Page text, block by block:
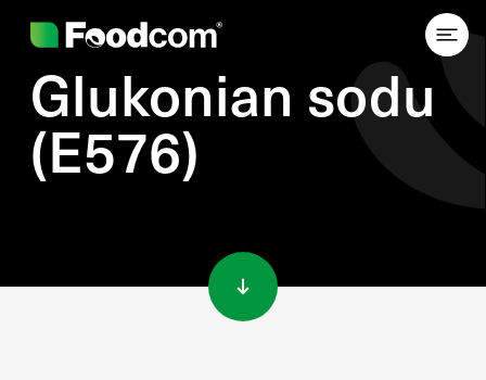
Glukonian sodu
(E576)